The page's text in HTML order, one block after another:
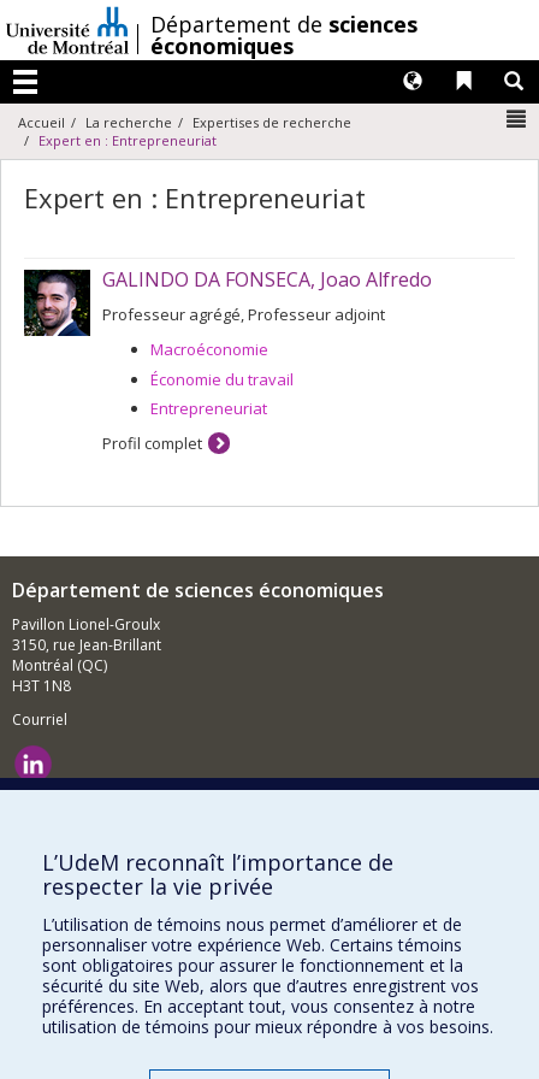
au
contenu
/Département de sciences
économiques
Menu
Liens
Langues
Accueil La recherche
Expertises de recherche
Expert en : Entrepreneuriat
Expert en : Entrepreneuriat
GALINDO DA FONSECA, Joao Alfredo
Professeur agrégé, Professeur adjoint
Macroéconomie
Économie du travail
Entrepreneuriat
Profil complet
Département de sciences économiques
Pavillon Lionel-Groulx
3150, rue Jean-Brillant
Montréal (QC)
H3T 1N8
Courriel
Comment soutenir le Département?
BESOIN D'AIDE?
Plan du site
Signaler une erreur
Accessibilité
FACULTÉ DES ARTS ET DES SCIENCES
L’UdeM reconnaît l’importance de
respecter la vie privée
L’utilisation de témoins nous permet d’améliorer et de
personnaliser votre expérience Web. Certains témoins
sont obligatoires pour assurer le fonctionnement et la
sécurité du site Web, alors que d’autres enregistrent vos
préférences. En acceptant tout, vous consentez à notre
utilisation de témoins pour mieux répondre à vos besoins.